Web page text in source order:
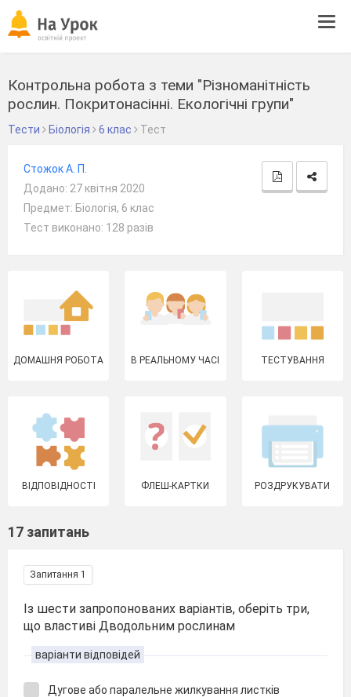
Контрольна робота з теми "Різноманітність
рослин. Покритонасінні. Екологічні групи"
Тести Біологія 6 клас Тест
Стожок А. П.
Додано: 27 квітня 2020
Предмет: Біологія, 6 клас
Тест виконано: 128 разів
ДОМАШНЯ РОБОТА В РЕАЛЬНОМУ ЧАСІ ТЕСТУВАННЯ
ВІДПОВІДНОСТІ ФЛЕШ-КАРТКИ РОЗДРУКУВАТИ
17 запитань
Запитання 1
Із шести запропонованих варіантів, оберіть три,
що властиві Дводольним рослинам
варіанти відповідей
Дугове або паралельне жилкування листків